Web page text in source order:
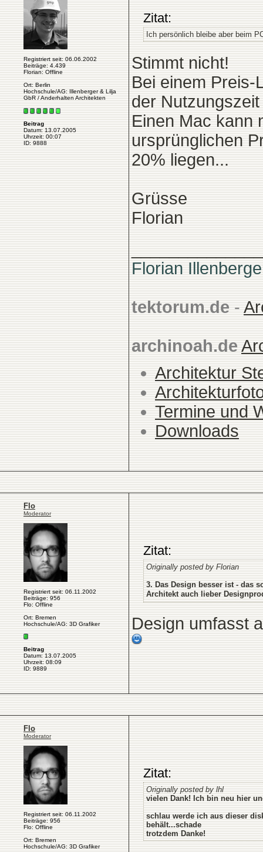
Registriert seit: 06.06.2002
Beiträge: 4.439
Florian: Offline
Ort: Berlin
Hochschule/AG: Illenberger & Lilja
GbR / Anderhalten Architekten
Beitrag
Datum: 13.07.2005
Uhrzeit: 00:07
ID: 9888
Zitat:
Ich persönlich bleibe aber beim
Stimmt nicht!
Bei einem
der
Einen Mac kann
ursprünglichen
20% liegen...
Grüsse
Florian
Florian
tektorum.de -
archinoah.de
Architektur
Termine und
Downloads
Flo
Moderator
Registriert seit: 06.11.2002
Beiträge: 956
Flo: Offline
Ort: Bremen
Hochschule/AG: 3D Grafiker
Beitrag
Datum: 13.07.2005
Uhrzeit: 08:09
ID: 9889
Zitat:
Originally posted by Florian
3. Das Design besser ist - das
Architekt auch lieber
Design umfasst
Flo
Moderator
Registriert seit: 06.11.2002
Beiträge: 956
Flo: Offline
Ort: Bremen
Hochschule/AG: 3D Grafiker
Zitat:
Originally posted by lhl
vielen Dank! Ich bin neu hier
schlau werde ich aus dieser
behält...schade
trotzdem Danke!